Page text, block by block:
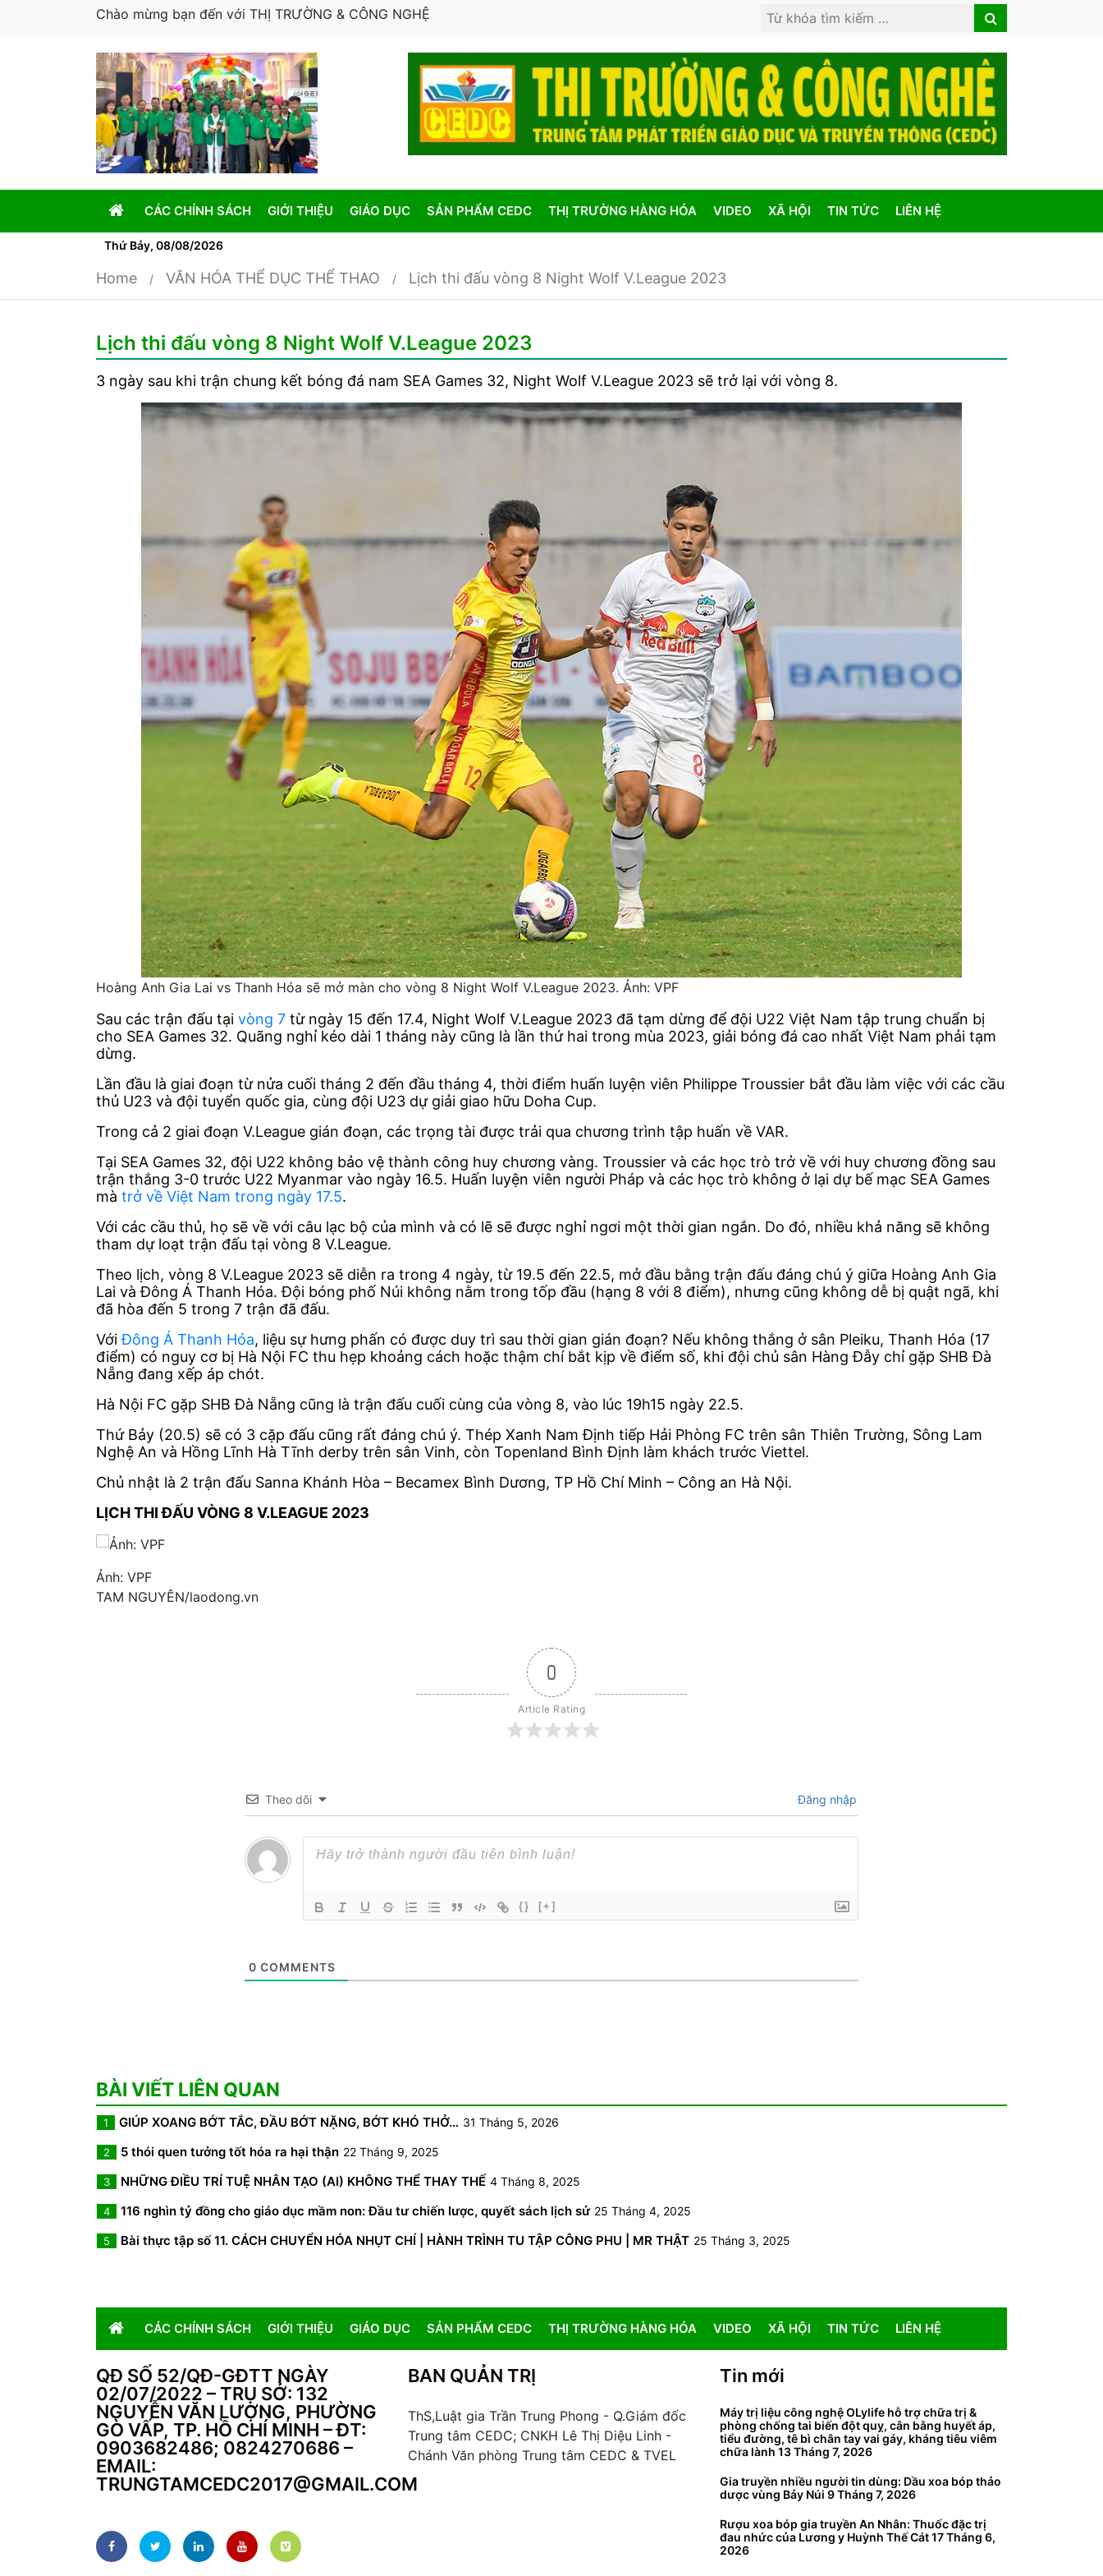
Chào mừng bạn đến với THỊ TRƯỜNG & CÔNG NGHỆ
Search
Search
CÁC CHÍNH SÁCH GIỚI THIỆU GIÁO DỤC SẢN PHẨM CEDC THỊ TRƯỜNG HÀNG HÓA VIDEO XÃ HỘI TIN TỨC LIÊN HỆ
Thứ Bảy, 08/08/2026
Home VĂN HÓA THỂ DỤC THỂ THAO Lịch thi đấu vòng 8 Night Wolf V.League 2023
Lịch thi đấu vòng 8 Night Wolf V.League 2023
3 ngày sau khi trận chung kết bóng đá nam SEA Games 32, Night Wolf V.League 2023 sẽ trở lại với vòng 8.
Hoàng Anh Gia Lai vs Thanh Hóa sẽ mở màn cho vòng 8 Night Wolf V.League 2023. Ảnh: VPF
Sau các trận đấu tại vòng 7 từ ngày 15 đến 17.4, Night Wolf V.League 2023 đã tạm dừng để đội U22 Việt Nam tập trung chuẩn bị
cho SEA Games 32. Quãng nghỉ kéo dài 1 tháng này cũng là lần thứ hai trong mùa 2023, giải bóng đá cao nhất Việt Nam phải tạm
dừng.
Lần đầu là giai đoạn từ nửa cuối tháng 2 đến đầu tháng 4, thời điểm huấn luyện viên Philippe Troussier bắt đầu làm việc với các cầu
thủ U23 và đội tuyển quốc gia, cùng đội U23 dự giải giao hữu Doha Cup.
Trong cả 2 giai đoạn V.League gián đoạn, các trọng tài được trải qua chương trình tập huấn về VAR.
Tại SEA Games 32, đội U22 không bảo vệ thành công huy chương vàng. Troussier và các học trò trở về với huy chương đồng sau
trận thắng 3-0 trước U22 Myanmar vào ngày 16.5. Huấn luyện viên người Pháp và các học trò không ở lại dự bế mạc SEA Games
mà trở về Việt Nam trong ngày 17.5.
Với các cầu thủ, họ sẽ về với câu lạc bộ của mình và có lẽ sẽ được nghỉ ngơi một thời gian ngắn. Do đó, nhiều khả năng sẽ không
tham dự loạt trận đấu tại vòng 8 V.League.
Theo lịch, vòng 8 V.League 2023 sẽ diễn ra trong 4 ngày, từ 19.5 đến 22.5, mở đầu bằng trận đấu đáng chú ý giữa Hoàng Anh Gia
Lai và Đông Á Thanh Hóa. Đội bóng phố Núi không nằm trong tốp đầu (hạng 8 với 8 điểm), nhưng cũng không dễ bị quật ngã, khi
đã hòa đến 5 trong 7 trận đã đấu.
VớiĐông Á Thanh Hóa, liệu sự hưng phấn có được duy trì sau thời gian gián đoạn? Nếu không thắng ở sân Pleiku, Thanh Hóa (17
điểm) có nguy cơ bị Hà Nội FC thu hẹp khoảng cách hoặc thậm chí bắt kịp về điểm số, khi đội chủ sân Hàng Đẫy chỉ gặp SHB Đà
Nẵng đang xếp áp chót.
Hà Nội FC gặp SHB Đà Nẵng cũng là trận đấu cuối cùng của vòng 8, vào lúc 19h15 ngày 22.5.
Thứ Bảy (20.5) sẽ có 3 cặp đấu cũng rất đáng chú ý. Thép Xanh Nam Định tiếp Hải Phòng FC trên sân Thiên Trường, Sông Lam
Nghệ An và Hồng Lĩnh Hà Tĩnh derby trên sân Vinh, còn Topenland Bình Định làm khách trước Viettel.
Chủ nhật là 2 trận đấu Sanna Khánh Hòa – Becamex Bình Dương, TP Hồ Chí Minh – Công an Hà Nội.
LỊCH THI ĐẤU VÒNG 8 V.LEAGUE 2023
Ảnh: VPF
TAM NGUYÊN/laodong.vn
0
Article Rating
Theo dõi Đăng nhập
{} [+]
0 COMMENTS
BÀI VIẾT LIÊN QUAN
1 GIÚP XOANG BỚT TẮC, ĐẦU BỚT NẶNG, BỚT KHÓ THỞ… 31 Tháng 5, 2026
2 5 thói quen tưởng tốt hóa ra hại thận 22 Tháng 9, 2025
3 NHỮNG ĐIỀU TRÍ TUỆ NHÂN TẠO (AI) KHÔNG THỂ THAY THẾ 4 Tháng 8, 2025
4 116 nghìn tỷ đồng cho giáo dục mầm non: Đầu tư chiến lược, quyết sách lịch sử 25 Tháng 4, 2025
5 Bài thực tập số 11. CÁCH CHUYỂN HÓA NHỤT CHÍ | HÀNH TRÌNH TU TẬP CÔNG PHU | MR THẬT 25 Tháng 3, 2025
CÁC CHÍNH SÁCH GIỚI THIỆU GIÁO DỤC SẢN PHẨM CEDC THỊ TRƯỜNG HÀNG HÓA VIDEO XÃ HỘI TIN TỨC LIÊN HỆ
QĐ SỐ 52/QĐ-GĐTT NGÀY
02/07/2022 – TRỤ SỞ: 132
NGUYỄN VĂN LƯỢNG, PHƯỜNG
GÒ VẤP, TP. HỒ CHÍ MINH – ĐT:
0903682486; 0824270686 –
EMAIL:
TRUNGTAMCEDC2017@GMAIL.COM
BAN QUẢN TRỊ
ThS,Luật gia Trần Trung Phong - Q.Giám đốc
Trung tâm CEDC; CNKH Lê Thị Diệu Linh -
Chánh Văn phòng Trung tâm CEDC & TVEL
Tin mới
Máy trị liệu công nghệ OLylife hỗ trợ chữa trị &
phòng chống tai biến đột quỵ, cân bằng huyết áp,
tiểu đường, tê bì chân tay vai gáy, kháng tiêu viêm
chữa lành 13 Tháng 7, 2026
Gia truyền nhiều người tin dùng: Dầu xoa bóp thảo
dược vùng Bảy Núi 9 Tháng 7, 2026
Rượu xoa bóp gia truyền An Nhân: Thuốc đặc trị
đau nhức của Lương y Huỳnh Thế Cát17 Tháng 6,
2026